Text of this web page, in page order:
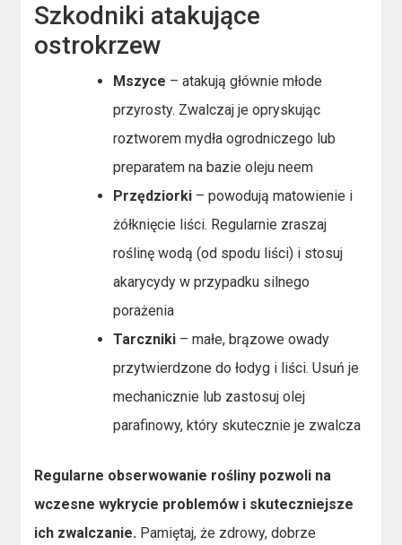
Szkodniki atakujące
ostrokrzew
Mszyce – atakują głównie młode
przyrosty. Zwalczaj je opryskując
roztworem mydła ogrodniczego lub
preparatem na bazie oleju neem
Przędziorki – powodują matowienie i
żółknięcie liści. Regularnie zraszaj
roślinę wodą (od spodu liści) i stosuj
akarycydy w przypadku silnego
porażenia
Tarczniki – małe, brązowe owady
przytwierdzone do łodyg i liści. Usuń je
mechanicznie lub zastosuj olej
parafinowy, który skutecznie je zwalcza
Regularne obserwowanie rośliny pozwoli na
wczesne wykrycie problemów i skuteczniejsze
ich zwalczanie. Pamiętaj, że zdrowy, dobrze